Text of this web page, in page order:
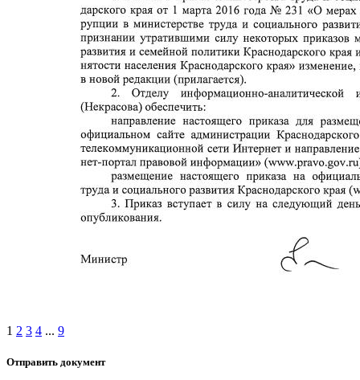
1 2 3 4 ... 9
Отправить документ